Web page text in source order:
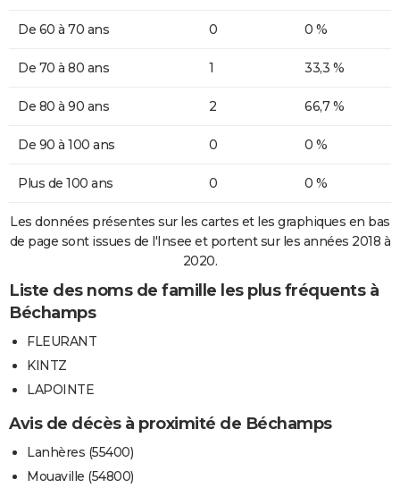
De 60 à 70 ans 0 0 %
De 70 à 80 ans 1 33,3 %
De 80 à 90 ans 2 66,7 %
De 90 à 100 ans 0 0 %
Plus de 100 ans 0 0 %
Les données présentes sur les cartes et les graphiques en bas
de page sont issues de l'Insee et portent sur les années 2018 à
2020.
Liste des noms de famille les plus fréquents à
Béchamps
FLEURANT
KINTZ
LAPOINTE
Avis de décès à proximité de Béchamps
Lanhères (55400)
Mouaville (54800)